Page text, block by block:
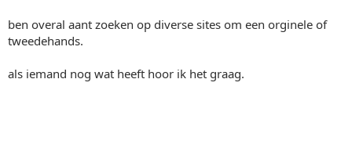
ben overal aant zoeken op diverse sites om een orginele of
tweedehands.
als iemand nog wat heeft hoor ik het graag.